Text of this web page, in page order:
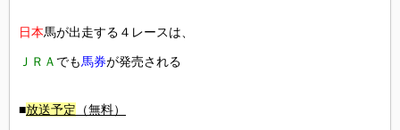
日本馬が出走する４レースは、
ＪＲＡ でも馬券が発売される
■放送予定 （無料）